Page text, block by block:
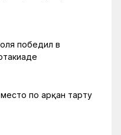
победил в
по арқан тарту